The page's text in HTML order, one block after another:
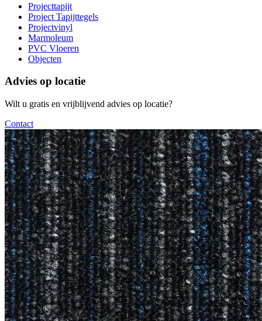
Projecttapijt
Project Tapijttegels
Projectvinyl
Marmoleum
PVC Vloeren
Objecten
Advies op locatie
Wilt u gratis en vrijblijvend advies op locatie?
Contact